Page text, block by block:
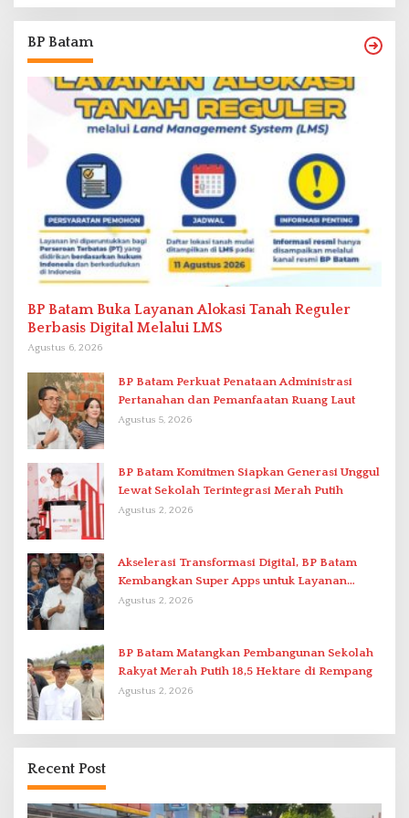
BP Batam
BP Batam Buka Layanan Alokasi Tanah Reguler
Berbasis Digital Melalui LMS
Agustus 6, 2026
BP Batam Perkuat Penataan Administrasi
Pertanahan dan Pemanfaatan Ruang Laut
Agustus 5, 2026
BP Batam Komitmen Siapkan Generasi Unggul
Lewat Sekolah Terintegrasi Merah Putih
Agustus 2, 2026
Akselerasi Transformasi Digital, BP Batam
Kembangkan Super Apps untuk Layanan
Terpadu
Agustus 2, 2026
BP Batam Matangkan Pembangunan Sekolah
Rakyat Merah Putih 18,5 Hektare di Rempang
Agustus 2, 2026
Recent Post